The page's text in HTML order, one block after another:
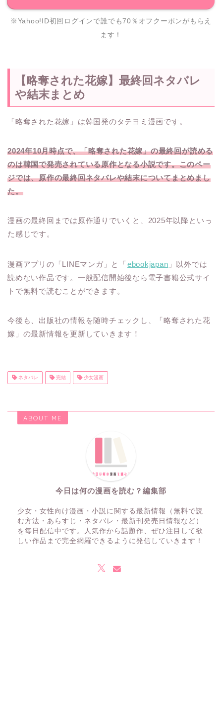
※Yahoo!ID初回ログインで誰でも70％オフクーポンがもらえ
ます！
【略奪された花嫁】最終回ネタバレ
や結末まとめ
「略奪された花嫁」は韓国発のタテヨミ漫画です。
2024年10月時点で、「略奪された花嫁」の最終回が読める
のは韓国で発売されている原作となる小説です。このペー
ジでは、原作の最終回ネタバレや結末についてまとめまし
た。
漫画の最終回までは原作通りでいくと、2025年以降といっ
た感じです。
漫画アプリの「LINEマンガ」と「ebookjapan 」以外では
読めない作品です。一般配信開始後なら電子書籍公式サイ
トで無料で読むことができます。
今後も、出版社の情報を随時チェックし、「略奪された花
嫁」の最新情報を更新していきます！
ネタバレ 完結 少女漫画
ABOUT ME
今日は何の漫画を読む？編集部
少女・女性向け漫画・小説に関する最新情報（無料で読
む方法・あらすじ・ネタバレ・最新刊発売日情報など）
を毎日配信中です。人気作から話題作、ぜひ注目して欲
しい作品まで完全網羅できるように発信していきます！